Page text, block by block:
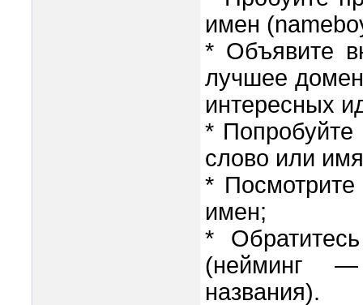
имен
* Объявите
лучшее
интересных
*
слово или
*
имен;
*
(нейминг —
названия).